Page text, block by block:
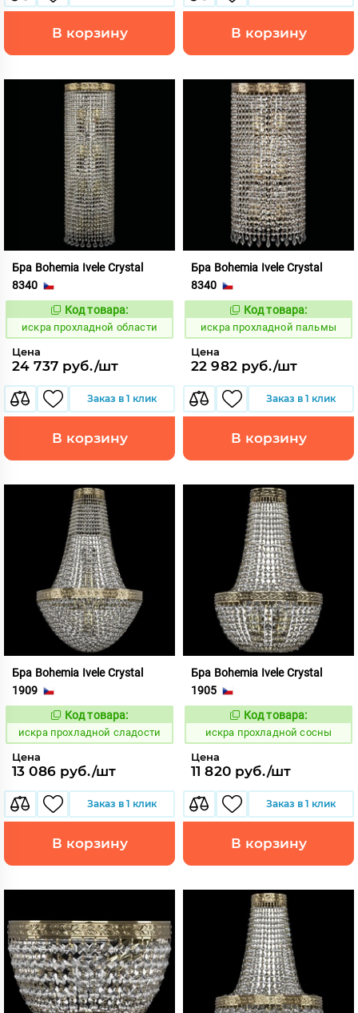
В корзину В корзину
Бра Bohemia Ivele Crystal
8340
Код:
602938
Код товара:
искра прохладной области
Цена
24 737 руб./шт
Заказ в 1 клик
В корзину
Бра Bohemia Ivele Crystal
8340
Код:
602942
Код товара:
искра прохладной пальмы
Цена
22 982 руб./шт
Заказ в 1 клик
В корзину
Бра Bohemia Ivele Crystal
1909
Код:
602970
Код товара:
искра прохладной сладости
Цена
13 086 руб./шт
Заказ в 1 клик
В корзину
Бра Bohemia Ivele Crystal
1905
Код:
602972
Код товара:
искра прохладной сосны
Цена
11 820 руб./шт
Заказ в 1 клик
В корзину